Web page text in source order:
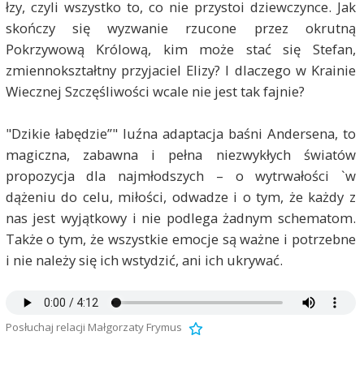
łzy, czyli wszystko to, co nie przystoi dziewczynce. Jak
skończy się wyzwanie rzucone przez okrutną
Pokrzywową Królową, kim może stać się Stefan,
zmiennokształtny przyjaciel Elizy? I dlaczego w Krainie
Wiecznej Szczęśliwości wcale nie jest tak fajnie?
"Dzikie łabędzie”" luźna adaptacja baśni Andersena, to
magiczna, zabawna i pełna niezwykłych światów
propozycja dla najmłodszych – o wytrwałości `w
dążeniu do celu, miłości, odwadze i o tym, że każdy z
nas jest wyjątkowy i nie podlega żadnym schematom.
Także o tym, że wszystkie emocje są ważne i potrzebne
i nie należy się ich wstydzić, ani ich ukrywać.
Posłuchaj relacji Małgorzaty Frymus